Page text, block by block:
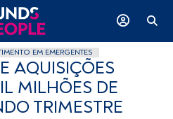
EM EMERGENTES
AQUISIÇÕES
MILHÕES DE
TRIMESTRE